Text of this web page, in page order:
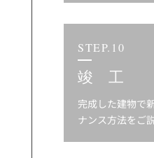
STEP.10
竣 工
完成した建物で
ナンス方法をご